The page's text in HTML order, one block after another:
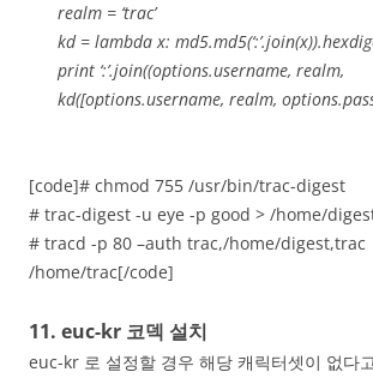
realm = ‘trac’
kd = lambda x:
print ‘:’.join((options.username, realm,
kd([options.username, realm,
[code]# chmod 755 /usr/bin/trac-digest
# trac-digest -u eye -p good > /home/
# tracd -p 80 –auth trac,/home/digest,trac
/home/trac[/code]
11. euc-kr 코덱 설치
euc-kr 로 설정할 경우 해당 캐릭터셋이 없다